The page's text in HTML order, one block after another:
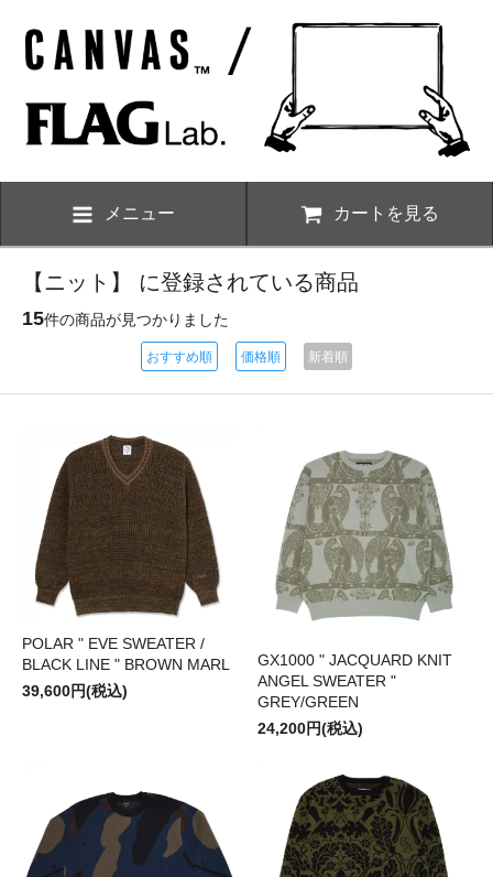
メニュー カートを見る
【ニット】 に登録されている商品
15件の商品が見つかりました
おすすめ順 価格順 新着順
POLAR " EVE SWEATER /
BLACK LINE " BROWN MARL
39,600円(税込)
GX1000 " JACQUARD KNIT
ANGEL SWEATER "
GREY/GREEN
24,200円(税込)